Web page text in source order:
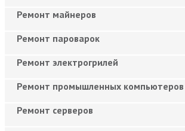
Ремонт майнеров
Ремонт пароварок
Ремонт электрогрилей
Ремонт промышленных компьютеров
Ремонт серверов